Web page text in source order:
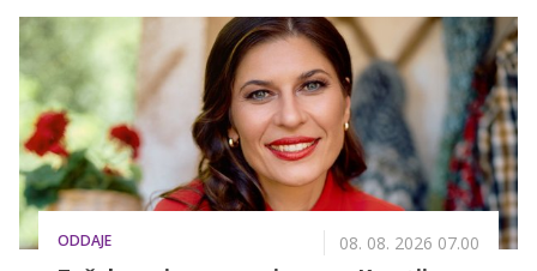
spanec, a obstajajo preverjeni načini, kako si lahko
pomagamo.
ODDAJE 08. 08. 2026 07.00